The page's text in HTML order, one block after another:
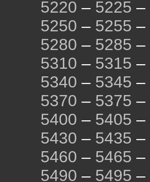
5220 – 5225 –
5250 – 5255 –
5280 – 5285 –
5310 – 5315 –
5340 – 5345 –
5370 – 5375 –
5400 – 5405 –
5430 – 5435 –
5460 – 5465 –
5490 – 5495 –